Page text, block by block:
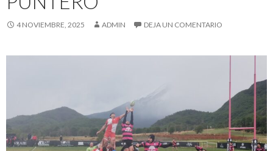
4 NOVIEMBRE, 2025 ADMIN DEJA UN COMENTARIO